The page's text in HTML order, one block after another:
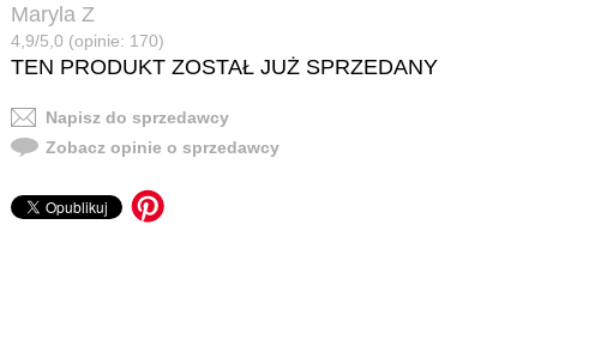
Maryla Z
4,9/5,0 (opinie: 170)
TEN PRODUKT ZOSTAŁ JUŻ SPRZEDANY
Napisz do sprzedawcy
Zobacz opinie o sprzedawcy